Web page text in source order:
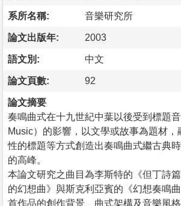
系所名稱: 音樂研究所
論文出版年: 2003
語文別: 中文
論文頁數: 92
論文摘要
奏鳴曲式在十九世紀中葉以後受到標題
Music）的影響，以文學或故事為題材，
性的標題等方式創造出奏鳴曲式繼古典
的高峰。
本論文研究之曲目為李斯特的《但丁詩
的幻想曲》與斯克利亞賓的《幻想奏鳴
首作品的創作背景、曲式架構及音樂風